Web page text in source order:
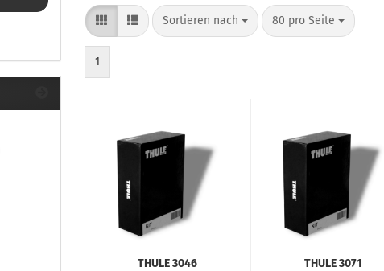
Clamp Fußsatz Fahrzeuge mit
normalen Dach
Thule Kits 30.. für 753 Fußsatz
Fußsatz Fahrzeuge mit
Thule Montagekits 60.. für 7106
Fußsatz Fahrzeuge mit
Thule Montagekits 70.. für 7107
Fußsatz Fahrzeuge mit
Sortieren nach 80 pro Seite
1
THULE 3046
THULE 3071